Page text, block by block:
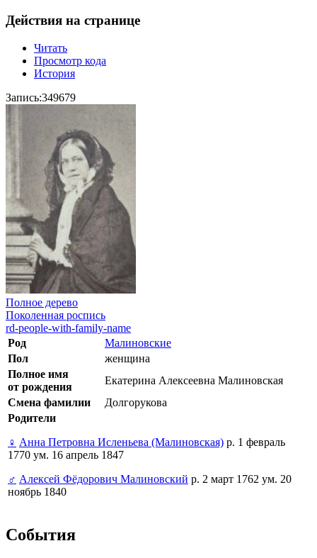
Действия на странице
Читать
Просмотр кода
История
Запись:349679
Полное дерево
Поколенная роспись
rd-people-with-family-name
Род
Малиновские
Пол
женщина
Полное имя
от рождения
Екатерина Алексеевна Малиновская
Смена фамилии
Долгорукова
Родители
♀ Анна Петровна Исленьева (Малиновская) р. 1 февраль
1770 ум. 16 апрель 1847
♂ Алексей Фёдорович Малиновский р. 2 март 1762 ум. 20
ноябрь 1840
События